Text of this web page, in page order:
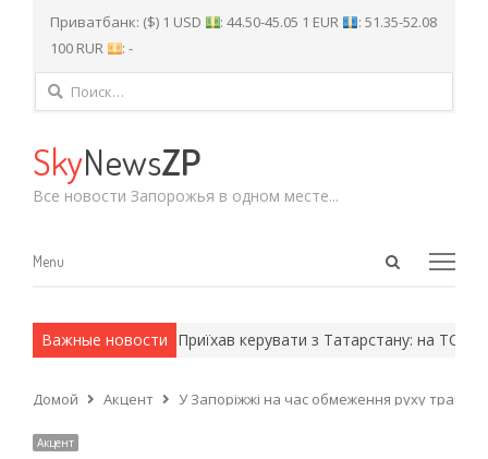
Приватбанк: ($) 1 USD : 44.50-45.05 1 EUR
: 51.35-52.08
100 RUR
: -
Найти:
SkyNewsZP
Все новости Запорожья в одном месте...
Open
Menu
Menu
Важные новости
методы. Приїхав керувати з Татарстану: на ТОТ
Домой Акцент У Запоріжжі на час обмеження руху
Акцент